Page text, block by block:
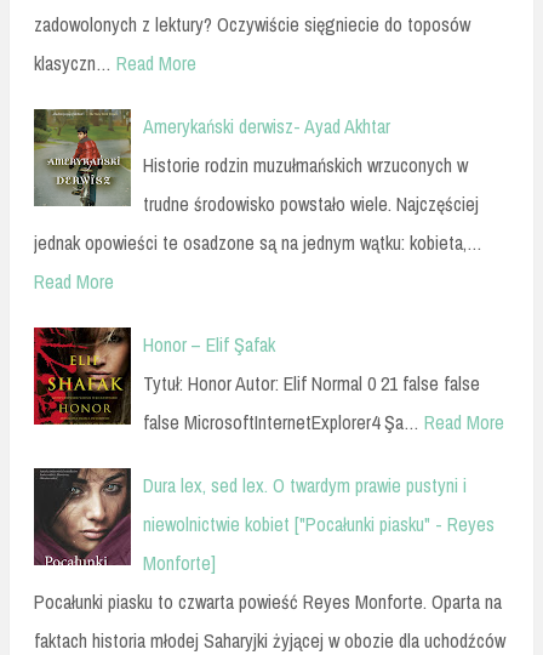
zadowolonych z lektury? Oczywiście sięgniecie do toposów
klasyczn… Read More
Amerykański derwisz- Ayad Akhtar
Historie rodzin muzułmańskich wrzuconych w
trudne środowisko powstało wiele. Najczęściej
jednak opowieści te osadzone są na jednym wątku: kobieta,…
Read More
Honor – Elif Şafak
Tytuł: Honor Autor: Elif Normal 0 21 false false
false MicrosoftInternetExplorer4 Şa… Read More
Dura lex, sed lex. O twardym prawie pustyni i
niewolnictwie kobiet ["Pocałunki piasku" - Reyes
Monforte]
Pocałunki piasku to czwarta powieść Reyes Monforte. Oparta na
faktach historia młodej Saharyjki żyjącej w obozie dla uchodźców